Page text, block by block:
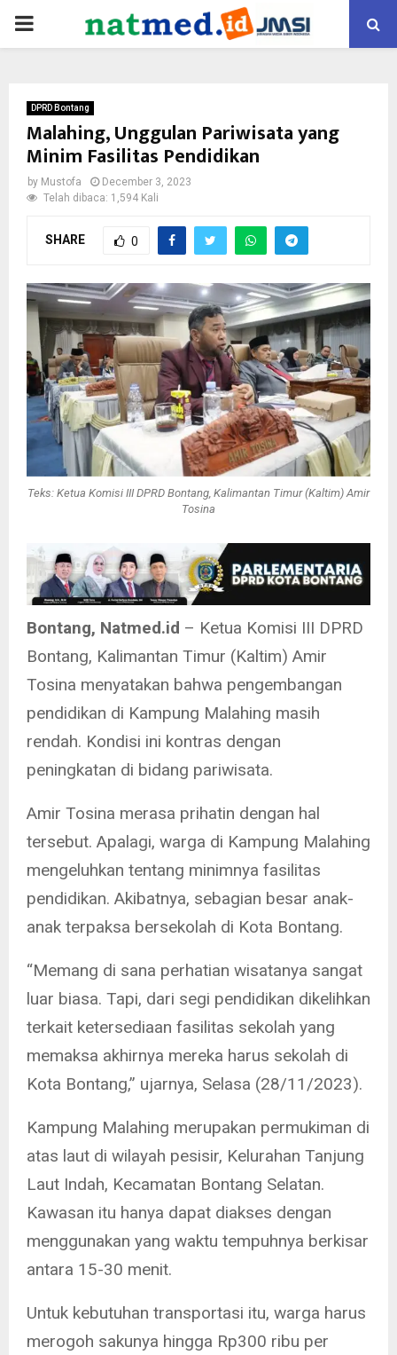
PRIMARY
DPRD Bontang
Malahing, Unggulan Pariwisata yang
Minim Fasilitas Pendidikan
by Mustofa
December 3, 2023
Telah dibaca: 1,594 Kali
SHARE 0
Teks: Ketua Komisi III DPRD Bontang, Kalimantan Timur (Kaltim) Amir
Tosina
Bontang, Natmed.id – Ketua Komisi III DPRD
Bontang, Kalimantan Timur (Kaltim) Amir
Tosina menyatakan bahwa pengembangan
pendidikan di Kampung Malahing masih
rendah. Kondisi ini kontras dengan
peningkatan di bidang pariwisata.
Amir Tosina merasa prihatin dengan hal
tersebut. Apalagi, warga di Kampung Malahing
mengeluhkan tentang minimnya fasilitas
pendidikan. Akibatnya, sebagian besar anak-
anak terpaksa bersekolah di Kota Bontang.
“Memang di sana perhatian wisatanya sangat
luar biasa. Tapi, dari segi pendidikan dikelihkan
terkait ketersediaan fasilitas sekolah yang
memaksa akhirnya mereka harus sekolah di
Kota Bontang,” ujarnya, Selasa (28/11/2023).
Kampung Malahing merupakan permukiman di
atas laut di wilayah pesisir, Kelurahan Tanjung
Laut Indah, Kecamatan Bontang Selatan.
Kawasan itu hanya dapat diakses dengan
menggunakan yang waktu tempuhnya berkisar
antara 15-30 menit.
Untuk kebutuhan transportasi itu, warga harus
merogoh sakunya hingga Rp300 ribu per